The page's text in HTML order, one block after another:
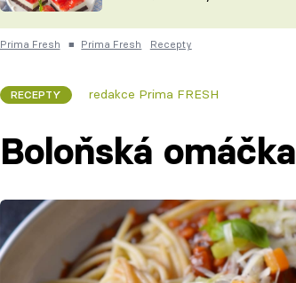
ČESKO NA TALÍŘI
KUCHAŘKA
Prima Fresh ■ Prima Fresh Recepty
RECEPTY redakce Prima FRESH
Boloňská